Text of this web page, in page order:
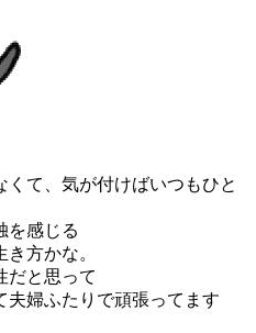
くて、気が付けばいつもひと
を感じる
方かな。
だと思って
夫婦ふたりで頑張ってます